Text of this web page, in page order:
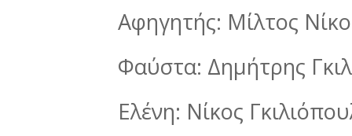
Αφηγητής: Μίλτος
Φαύστα: Δημήτρης
Ελένη: Νίκος